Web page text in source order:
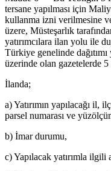
tersane yapılması için
kullanma izni verilmesine
üzere, Müsteşarlık
yatırımcılara ilan yolu ile
Türkiye genelinde
üzerinde olan gazetelerde
İlanda;
a) Yatırımın yapılacağı
parsel numarası ve
b) İmar durumu,
c) Yapılacak yatırımla